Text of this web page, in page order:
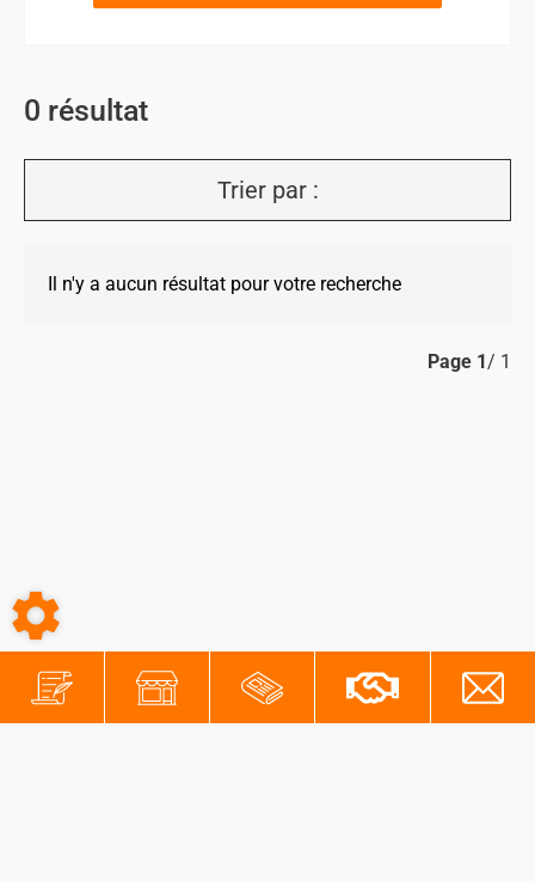
0 résultat
Trier par :
Il n'y a aucun résultat pour votre recherche
Page 1/ 1